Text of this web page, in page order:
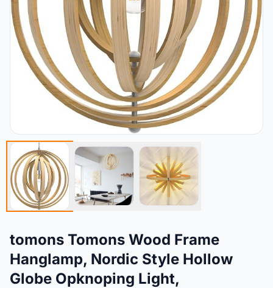
tomons Tomons Wood Frame
Hanglamp, Nordic Style Hollow
Globe Opknoping Light,